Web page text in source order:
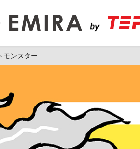
モンスター